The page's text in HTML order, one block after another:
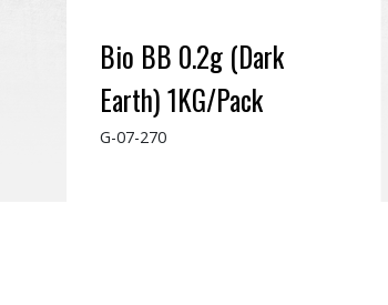
Bio BB 0.2g (Dark
Earth) 1KG/Pack
G-07-270